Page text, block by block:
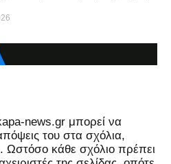
news.gr μπορεί να
του στα σχόλια,
Ωστόσο κάθε σχόλιο πρέπει